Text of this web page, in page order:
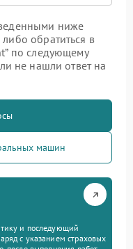
ниже
обратиться в
по следующему
не нашли ответ на
машин
и последующий
с указанием страховых